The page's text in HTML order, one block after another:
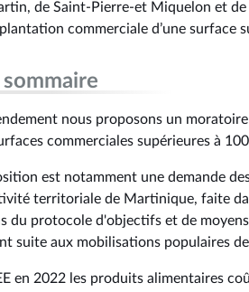
de Saint-Pierre-et Miquelon et
commerciale d’une surface
sommaire
nous proposons un
commerciales supérieures à
est notamment une demande
territoriale de Martinique, faite
du protocole d'objectifs et de
suite aux mobilisations populaires
en 2022 les produits alimentaires